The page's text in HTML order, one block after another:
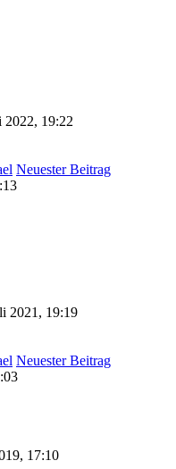
2022, 19:22
Neuester Beitrag
2021, 19:19
Neuester Beitrag
17:10